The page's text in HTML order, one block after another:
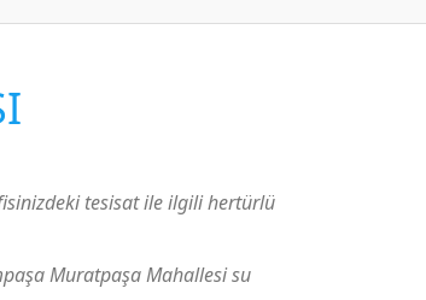
tesisat ile ilgili hertürlü
Muratpaşa Mahallesi su